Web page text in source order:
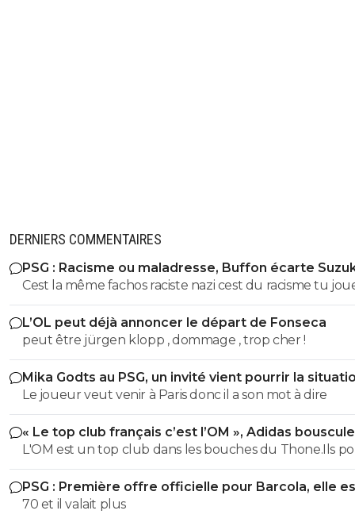
DERNIERS COMMENTAIRES
PSG : Racisme ou maladresse, Buffon écarte
Cest la même fachos raciste nazi cest du racisme tu
les mots là finalité est la meme...
L’OL peut déjà annoncer le départ de Fonseca
peut être jürgen klopp , dommage , trop cher !
Mika Godts au PSG, un invité vient pourrir la
Le joueur veut venir à Paris donc il a son mot à dire
« Le top club français c’est l’OM », Adidas
PSG
L'OM est un top club dans les bouches du Thone.Ils
gagner la coupe departementale en 2026
PSG : Première offre officielle pour Barcola, elle
choquante
70 et il valait plus